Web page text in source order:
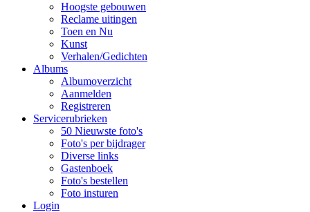
Hoogste gebouwen
Reclame uitingen
Toen en Nu
Kunst
Verhalen/Gedichten
Albums
Albumoverzicht
Aanmelden
Registreren
Servicerubrieken
50 Nieuwste foto's
Foto's per bijdrager
Diverse links
Gastenboek
Foto's bestellen
Foto insturen
Login